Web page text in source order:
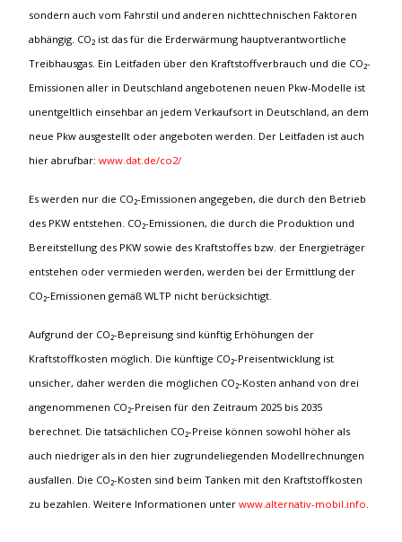
sondern auch vom Fahrstil und anderen nichttechnischen Faktoren
abhängig. CO₂ ist das für die Erderwärmung hauptverantwortliche
Treibhausgas. Ein Leitfaden über den Kraftstoffverbrauch und die CO₂-
Emissionen aller in Deutschland angebotenen neuen Pkw-Modelle ist
unentgeltlich einsehbar an jedem Verkaufsort in Deutschland, an dem
neue Pkw ausgestellt oder angeboten werden. Der Leitfaden ist auch
hier abrufbar: www.dat.de/co2/
Es werden nur die CO₂-Emissionen angegeben, die durch den Betrieb
des PKW entstehen. CO₂-Emissionen, die durch die Produktion und
Bereitstellung des PKW sowie des Kraftstoffes bzw. der Energieträger
entstehen oder vermieden werden, werden bei der Ermittlung der
CO₂-Emissionen gemäß WLTP nicht berücksichtigt.
Aufgrund der CO₂-Bepreisung sind künftig Erhöhungen der
Kraftstoffkosten möglich. Die künftige CO₂-Preisentwicklung ist
unsicher, daher werden die möglichen CO₂-Kosten anhand von drei
angenommenen CO₂-Preisen für den Zeitraum 2025 bis 2035
berechnet. Die tatsächlichen CO₂-Preise können sowohl höher als
auch niedriger als in den hier zugrundeliegenden Modellrechnungen
ausfallen. Die CO₂-Kosten sind beim Tanken mit den Kraftstoffkosten
zu bezahlen. Weitere Informationen unter www.alternativ-mobil.info